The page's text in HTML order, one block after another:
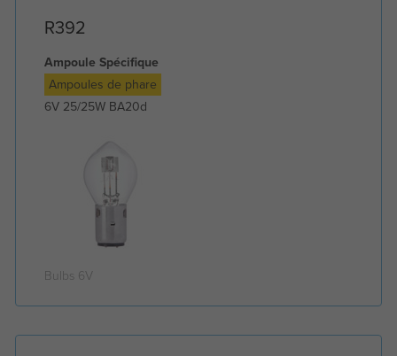
R392
Ampoule Spécifique
Ampoules de phare
6V 25/25W BA20d
Bulbs 6V